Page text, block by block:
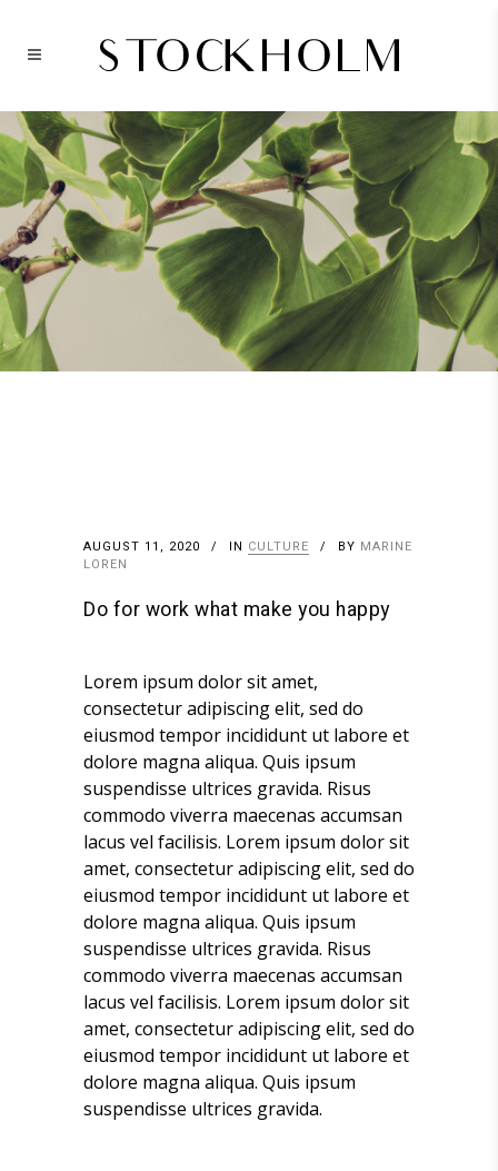
AUGUST 11, 2020 IN CULTURE BY MARINE
LOREN
Do for work what make you happy
Lorem ipsum dolor sit amet,
consectetur adipiscing elit, sed do
eiusmod tempor incididunt ut labore et
dolore magna aliqua. Quis ipsum
suspendisse ultrices gravida. Risus
commodo viverra maecenas accumsan
lacus vel facilisis. Lorem ipsum dolor sit
amet, consectetur adipiscing elit, sed do
eiusmod tempor incididunt ut labore et
dolore magna aliqua. Quis ipsum
suspendisse ultrices gravida. Risus
commodo viverra maecenas accumsan
lacus vel facilisis. Lorem ipsum dolor sit
amet, consectetur adipiscing elit, sed do
eiusmod tempor incididunt ut labore et
dolore magna aliqua. Quis ipsum
suspendisse ultrices gravida.